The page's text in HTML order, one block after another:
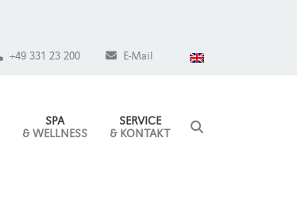
+49 331 23 200 E-Mail
SPA
& WELLNESS
SERVICE
& KONTAKT